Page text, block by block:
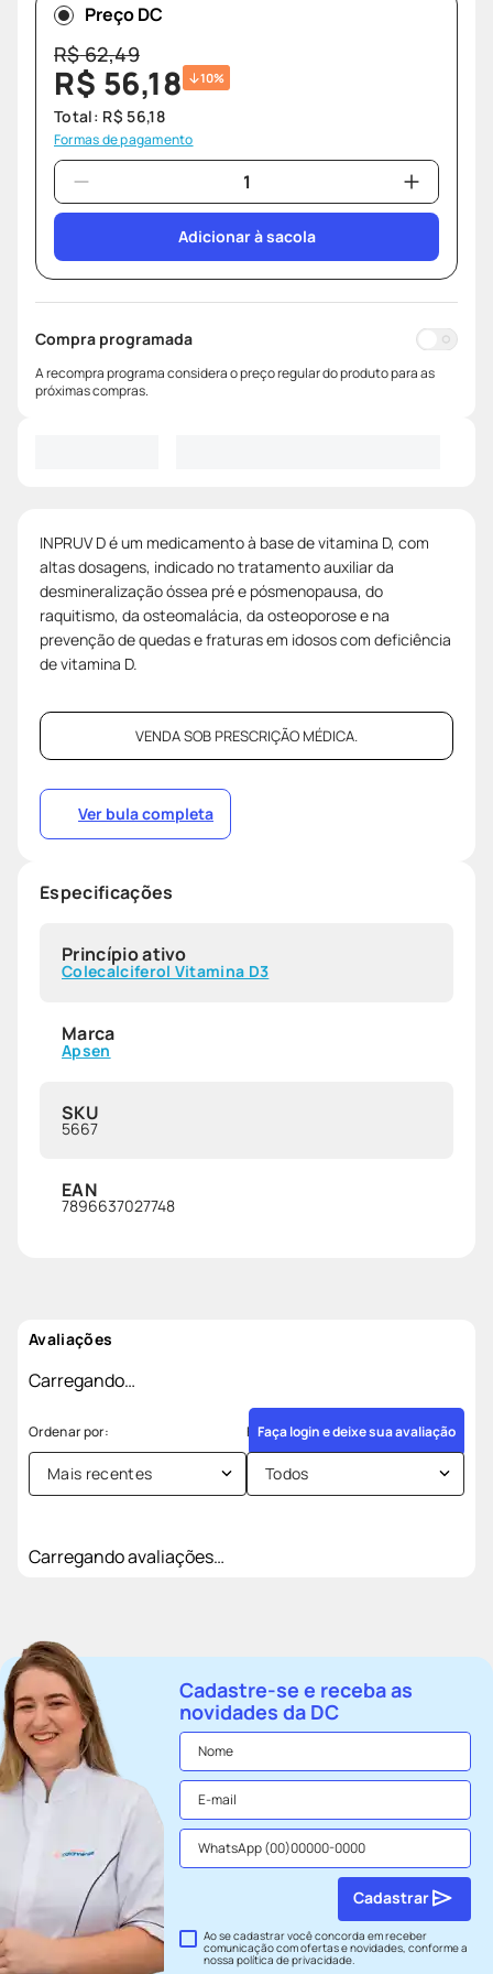
Preço DC
R$62,49
R$ 56,18 10%
Total: R$ 56,18
Formas de pagamento
Adicionar à sacola
Compra programada
A recompra programa considera o preço regular do produto para as
próximas compras.
INPRUV D é um medicamento à base de vitamina D, com
altas dosagens, indicado no tratamento auxiliar da
desmineralização óssea pré e pósmenopausa, do
raquitismo, da osteomalácia, da osteoporose e na
prevenção de quedas e fraturas em idosos com deficiência
de vitamina D.
VENDA SOB PRESCRIÇÃO MÉDICA.
Ver bula completa
Especificações
Princípio ativo
Colecalciferol Vitamina D3
Marca
Apsen
SKU
5667
EAN
7896637027748
Avaliações
Carregando…
Faça login e deixe sua avaliação
Mais recentes Todos
Carregando avaliações…
Cadastre-se e receba as
novidades da DC
Ao se cadastrar você concorda em receber
comunicação com ofertas e novidades, conforme a
nossapolítica de privacidade.
Cadastrar